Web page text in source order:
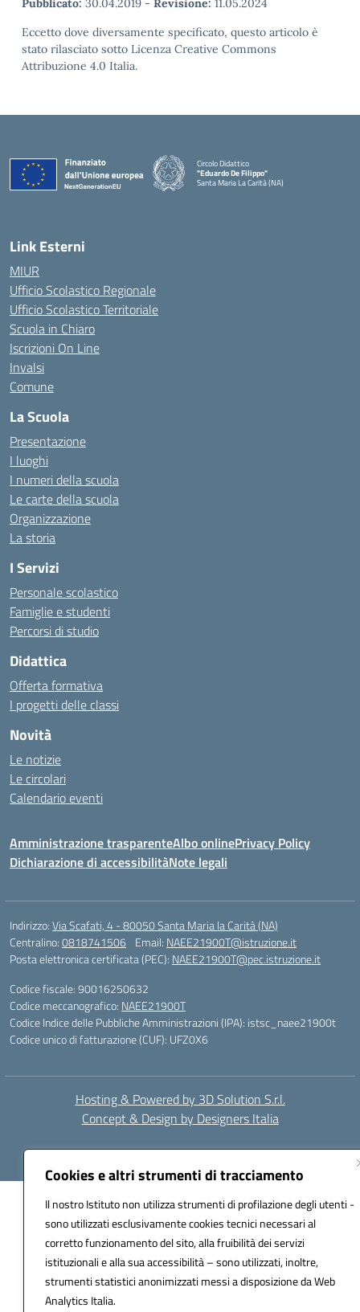
Cookies e altri strumenti di tracciamento
Il nostro Istituto non utilizza strumenti di profilazione degli utenti -
sono utilizzati esclusivamente cookies tecnici necessari al
corretto funzionamento del sito, alla fruibilità dei servizi
istituzionali e alla sua accessibilità – sono utilizzati, inoltre,
strumenti statistici anonimizzati messi a disposizione da Web
Analytics Italia.
Pubblicato: 30.04.2019 - Revisione: 11.05.2024
Eccetto dove diversamente specificato, questo articolo è
stato rilasciato sotto Licenza Creative Commons
Attribuzione 4.0 Italia.
Circolo Didattico
"Eduardo De Filippo"
Santa Maria La Carità (NA)
Link Esterni
MIUR
Ufficio Scolastico Regionale
Ufficio Scolastico Territoriale
Scuola in Chiaro
Iscrizioni On Line
Invalsi
Comune
La Scuola
Presentazione
I luoghi
I numeri della scuola
Le carte della scuola
Organizzazione
La storia
I Servizi
Personale scolastico
Famiglie e studenti
Percorsi di studio
Didattica
Offerta formativa
I progetti delle classi
Novità
Le notizie
Le circolari
Calendario eventi
Amministrazione trasparenteAlbo onlinePrivacy Policy
Dichiarazione di accessibilitàNote legali
Indirizzo:Via Scafati, 4 - 80050 Santa Maria la Carità (NA)
Centralino:0818741506 Email: NAEE21900T@istruzione.it
Posta elettronica certificata (PEC): NAEE21900T@pec.istruzione.it
Codice fiscale: 90016250632
Codice meccanografico: NAEE21900T
Codice Indice delle Pubbliche Amministrazioni (IPA): istsc_naee21900t
Codice unico di fatturazione (CUF): UFZ0X6
Hosting & Powered by 3D Solution S.r.l.
Concept & Design by Designers Italia